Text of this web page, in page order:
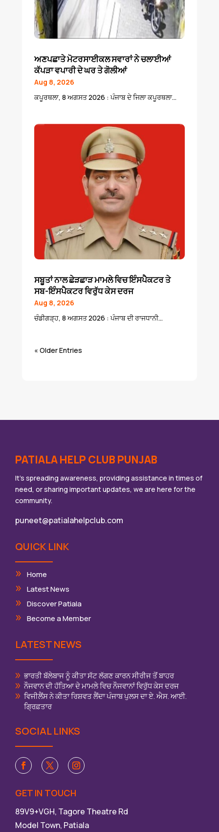
ਅਣਪਛਾਤੇ ਮੋਟਰਸਾਈਕਲ ਸਵਾਰਾਂ ਨੇ ਚਲਾਈਆਂ
ਕੱਪੜਾ ਵਪਾਰੀ ਦੇ ਘਰ ਤੇ ਗੋਲੀਆਂ
Aug 8, 2026
ਕਪੂਰਥਲਾ, 8 ਅਗਸਤ 2026 : ਪੰਜਾਬ ਦੇ ਜਿਲਾ ਕਪੂਰਥਲਾ...
ਸਬੂਤਾਂ ਨਾਲ ਛੇੜਛਾੜ ਮਾਮਲੇ ਵਿਚ ਇੰਸਪੈਕਟਰ ਤੇ
ਸਬ-ਇੰਸਪੈਕਟਰ ਵਿਰੁੱਧ ਕੇਸ ਦਰਜ
Aug 8, 2026
ਚੰਡੀਗੜ੍ਹ, 8 ਅਗਸਤ 2026 : ਪੰਜਾਬ ਦੀ ਰਾਜਧਾਨੀ...
« Older Entries
PATIALA HELP CLUB PUNJAB
It’s spreading awareness, providing assistance in times of
need, or sharing important updates, we are here for the
community.
puneet@patialahelpclub.com
QUICK LINK
Home
Latest News
Discover Patiala
Become a Member
LATEST NEWS
ਭਾਰਤੀ ਬੱਲੇਬਾਜ ਨੂੰ ਕੀਤਾ ਸੱਟ ਲੱਗਣ ਕਾਰਨ ਸੀਰੀਜ ਤੋਂ ਬਾਹਰ
ਨੌਜਵਾਨ ਦੀ ਹੱਤਿਆ ਦੇ ਮਾਮਲੇ ਵਿਚ ਨੌਜਵਾਨਾਂ ਵਿਰੁੱਧ ਕੇਸ ਦਰਜ
ਵਿਜੀਲੈਂਸ ਨੇ ਕੀਤਾ ਰਿਸ਼ਵਤ ਲੈਂਦਾ ਪੰਜਾਬ ਪੁਲਸ ਦਾ ਏ. ਐਸ. ਆਈ.
ਗ੍ਰਿਫ਼ਤਾਰ
SOCIAL LINKS
GET IN TOUCH
89V9+VGH, Tagore Theatre Rd
Model Town, Patiala